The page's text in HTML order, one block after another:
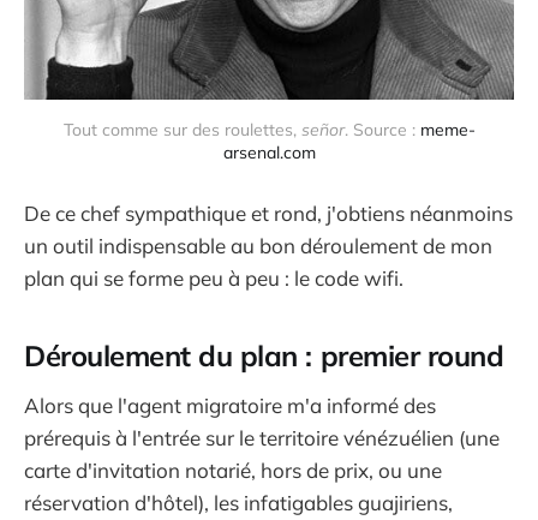
Tout comme sur des roulettes, señor. Source : meme-
arsenal.com
De ce chef sympathique et rond, j'obtiens néanmoins
un outil indispensable au bon déroulement de mon
plan qui se forme peu à peu : le code wifi.
Déroulement du plan : premier round
Alors que l'agent migratoire m'a informé des
prérequis à l'entrée sur le territoire vénézuélien (une
carte d'invitation notarié, hors de prix, ou une
réservation d'hôtel), les infatigables guajiriens,